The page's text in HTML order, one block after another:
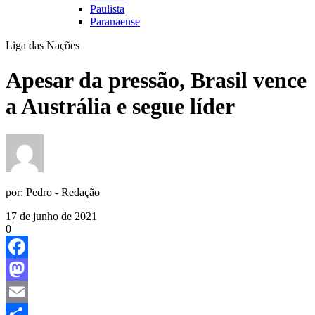
Paulista
Paranaense
Liga das Nações
Apesar da pressão, Brasil vence
a Austrália e segue líder
por: Pedro - Redação
17 de junho de 2021
0
Facebook
Mastodon